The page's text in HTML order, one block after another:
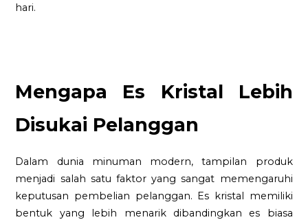
hari.
Mengapa Es Kristal Lebih
Disukai Pelanggan
Dalam dunia minuman modern, tampilan produk
menjadi salah satu faktor yang sangat memengaruhi
keputusan pembelian pelanggan. Es kristal memiliki
bentuk yang lebih menarik dibandingkan es biasa